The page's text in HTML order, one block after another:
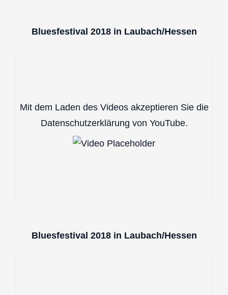
Bluesfestival 2018 in Laubach/Hessen
Mit dem Laden des Videos akzeptieren Sie die
Datenschutzerklärung von YouTube.
Bluesfestival 2018 in Laubach/Hessen